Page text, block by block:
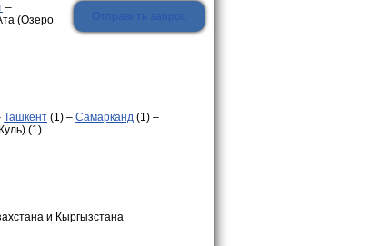
Отправить запрос
–
(Озеро
Ташкент (1) – Самарканд (1) –
(1)
и Кыргызстана